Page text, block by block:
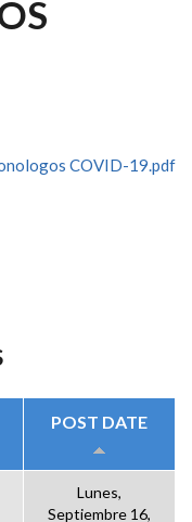
COVID-19.pdf
POST DATE
Lunes,
Septiembre 16,